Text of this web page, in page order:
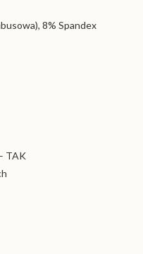
8% Spandex
TAK